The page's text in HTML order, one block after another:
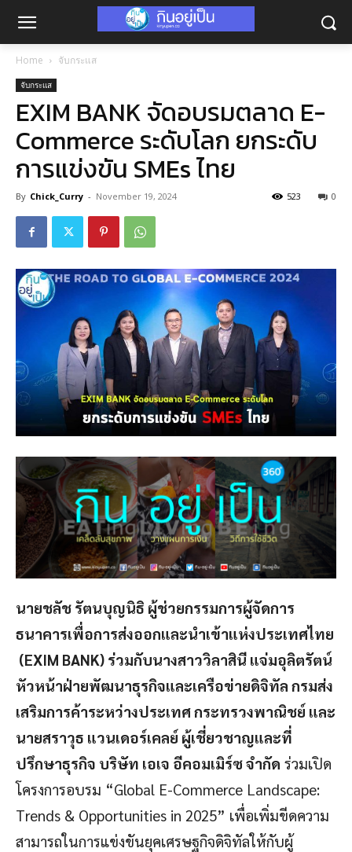
Home จับกระแส
จับกระแส
EXIM BANK จัดอบรมตลาด E-
Commerce ระดับโลก ยกระดับ
การแข่งขัน SMEs ไทย
By Chick_Curry - November 19, 2024 0
523
นายชลัช รัตนบุญนิธิ ผู้ช่วยกรรมการผู้จัดการ
ธนาคารเพื่อการส่งออกและนำเข้าแห่งประเทศไทย
(EXIM BANK) ร่วมกับนางสาววิลาสินี แจ่มอุลิตรัตน์
หัวหน้าฝ่ายพัฒนาธุรกิจและเครือข่ายดิจิทัล กรมส่ง
เสริมการค้าระหว่างประเทศ กระทรวงพาณิชย์ และ
นายสราวุธ แวนเดอร์เคลย์ ผู้เชี่ยวชาญและที่
ปรึกษาธุรกิจ บริษัท เอเจ อีคอมเมิร์ซ จำกัด ร่วมเปิด
โครงการอบรม “Global E-Commerce Landscape:
Trends & Opportunities in 2025” เพื่อเพิ่มขีดความ
สามารถในการแข่งขันยุคเศรษฐกิจดิจิทัลให้กับผู้